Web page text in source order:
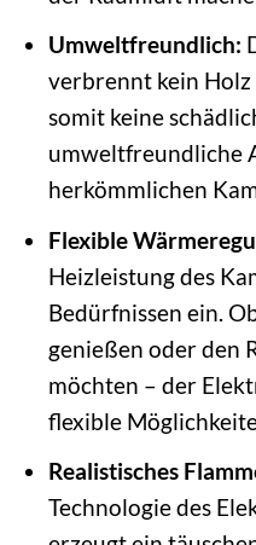
Umweltfreundlich:
verbrennt kein
somit keine
umweltfreundliche
herkömmlichen
Flexible
Heizleistung des
Bedürfnissen ein.
genießen oder den
möchten – der
flexible
Realistisches
Technologie des